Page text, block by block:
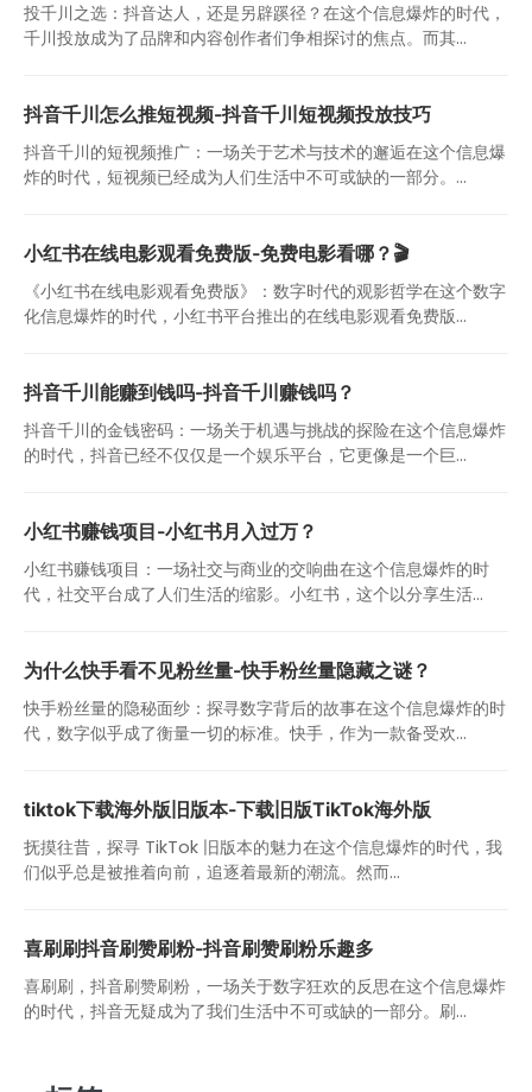
投千川之选：抖音达人，还是另辟蹊径？在这个信息爆炸的时代，
千川投放成为了品牌和内容创作者们争相探讨的焦点。而其...
抖音千川怎么推短视频-抖音千川短视频投放技巧
抖音千川的短视频推广：一场关于艺术与技术的邂逅在这个信息爆
炸的时代，短视频已经成为人们生活中不可或缺的一部分。...
小红书在线电影观看免费版-免费电影看哪？🎬
《小红书在线电影观看免费版》：数字时代的观影哲学在这个数字
化信息爆炸的时代，小红书平台推出的在线电影观看免费版...
抖音千川能赚到钱吗-抖音千川赚钱吗？
抖音千川的金钱密码：一场关于机遇与挑战的探险在这个信息爆炸
的时代，抖音已经不仅仅是一个娱乐平台，它更像是一个巨...
小红书赚钱项目-小红书月入过万？
小红书赚钱项目：一场社交与商业的交响曲在这个信息爆炸的时
代，社交平台成了人们生活的缩影。小红书，这个以分享生活...
为什么快手看不见粉丝量-快手粉丝量隐藏之谜？
快手粉丝量的隐秘面纱：探寻数字背后的故事在这个信息爆炸的时
代，数字似乎成了衡量一切的标准。快手，作为一款备受欢...
tiktok下载海外版旧版本-下载旧版TikTok海外版
抚摸往昔，探寻 TikTok 旧版本的魅力在这个信息爆炸的时代，我
们似乎总是被推着向前，追逐着最新的潮流。然而...
喜刷刷抖音刷赞刷粉-抖音刷赞刷粉乐趣多
喜刷刷，抖音刷赞刷粉，一场关于数字狂欢的反思在这个信息爆炸
的时代，抖音无疑成为了我们生活中不可或缺的一部分。刷...